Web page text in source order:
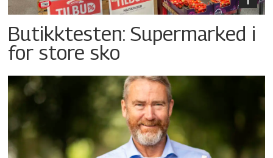
Butikktesten: Supermarked i
for store sko